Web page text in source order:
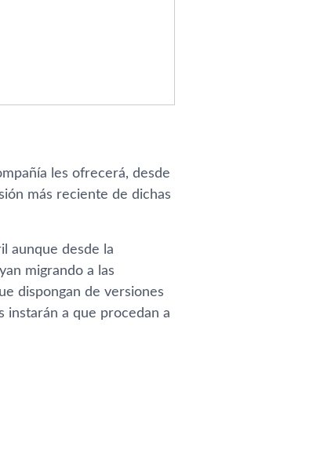
les ofrecerá, desde
más reciente de dichas
aunque desde la
migrando a las
dispongan de versiones
instarán a que procedan a